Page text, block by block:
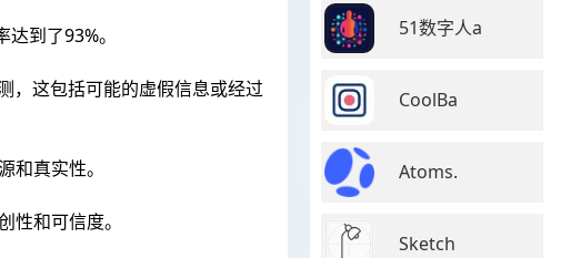
到了93%。
，这包括可能的虚假信息或经过
真实性。
和可信度。
51数字人a
CoolBa
Atoms.
Sketch